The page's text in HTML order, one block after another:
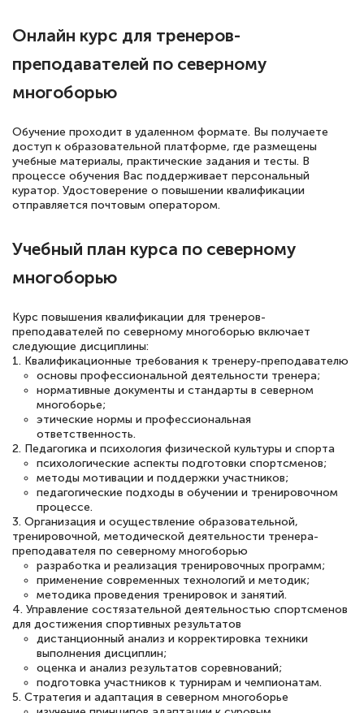
12 марта 2026
Спасибо большое Академии! Грамотное,
вежливое сопровождение! Всё чётко и
квалификации. Ещё раз - СПАСИБО!
повышени каалификации по
специальности «Тренер-преподаватель
по тяжелой атлетике»! Хочется
подчеркуть, что при обращении
оперативно связались со мной
специалисты, ответили на все
интересующие вопросы и в течении
двух…
Светлана К
Знаток города 7 уровня
10 марта 2026
Оставила заявку на обучение онлайн, мне
быстро ответили, разъяснили все детали.
Обучение понравилось: огромное
количество тематической литературы,
Онлайн курс для тренеров-
преподавателей по северному
многоборью
Обучение проходит в удаленном формате. Вы получаете
доступ к образовательной платформе, где размещены
учебные материалы, практические задания и тесты. В
процессе обучения Вас поддерживает персональный
куратор. Удостоверение о повышении квалификации
отправляется почтовым оператором.
Учебный план курса по северному
многоборью
Курс повышения квалификации для тренеров-
преподавателей по северному многоборью включает
следующие дисциплины:
1. Квалификационные требования к тренеру-преподавателю
основы профессиональной деятельности тренера;
нормативные документы и стандарты в северном
многоборье;
этические нормы и профессиональная
ответственность.
2. Педагогика и психология физической культуры и спорта
психологические аспекты подготовки спортсменов;
методы мотивации и поддержки участников;
педагогические подходы в обучении и тренировочном
процессе.
3. Организация и осуществление образовательной,
тренировочной, методической деятельности тренера-
преподавателя по северному многоборью
разработка и реализация тренировочных программ;
применение современных технологий и методик;
методика проведения тренировок и занятий.
4. Управление состязательной деятельностью спортсменов
для достижения спортивных результатов
дистанционный анализ и корректировка техники
выполнения дисциплин;
оценка и анализ результатов соревнований;
подготовка участников к турнирам и чемпионатам.
5. Стратегия и адаптация в северном многоборье